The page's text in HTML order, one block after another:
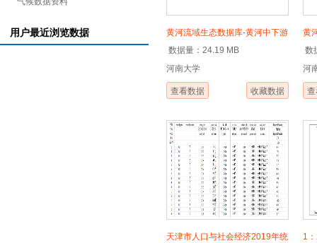
用户最近浏览数据
经济发展
赋税
洪水降雨
空气
平均悬移
黄河流域生态数据库-黄河中下游
GDP数据（2000-2019）
数据量：24.19 MB
河南大学
查看数据 收藏数据
黄
冀
据
数
河
天津市人口与社会经济2019年统
1